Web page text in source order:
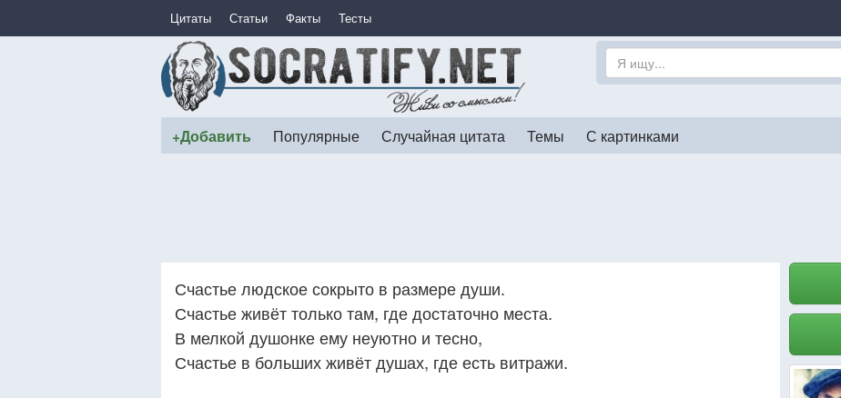
Цитаты Статьи Факты Тесты
+Добавить Популярные Случайная цитата Темы С картинками
Счастье людское сокрыто в размере души.
Счастье живёт только там, где достаточно места.
В мелкой душонке ему неуютно и тесно,
Счастье в больших живёт душах, где есть витражи.